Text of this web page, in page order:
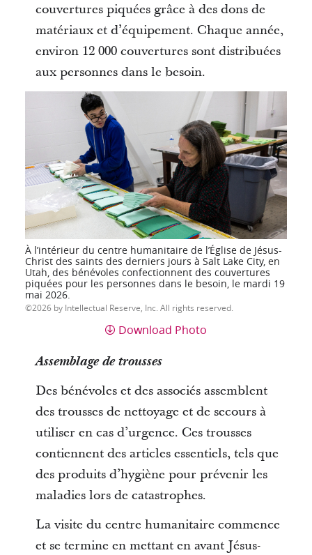
couvertures piquées grâce à des dons de
matériaux et d’équipement. Chaque année,
environ 12 000 couvertures sont distribuées
aux personnes dans le besoin.
À l’intérieur du centre humanitaire de l’Église de Jésus-
Christ des saints des derniers jours à Salt Lake City, en
Utah, des bénévoles confectionnent des couvertures
piquées pour les personnes dans le besoin, le mardi 19
mai 2026.
2026 by Intellectual Reserve, Inc. All rights reserved.
Download Photo
Assemblage de trousses
Des bénévoles et des associés assemblent
des trousses de nettoyage et de secours à
utiliser en cas d’urgence. Ces trousses
contiennent des articles essentiels, tels que
des produits d’hygiène pour prévenir les
maladies lors de catastrophes.
La visite du centre humanitaire commence
et se termine en mettant en avant Jésus-